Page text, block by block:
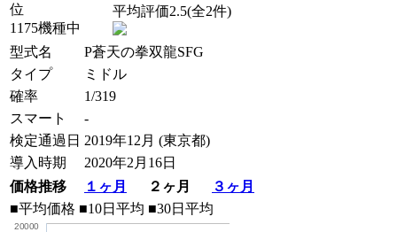
位
1175機種中
平均評価2.5(全2件)
型式名
P蒼天の拳双龍SFG
タイプ
ミドル
確率
1/319
スマート
-
検定通過日 2019年12月 (東京都)
導入時期
2020年2月16日
価格推移
１ヶ月 ２ヶ月
３ヶ月
■平均価格 ■10日平均 ■30日平均
20000